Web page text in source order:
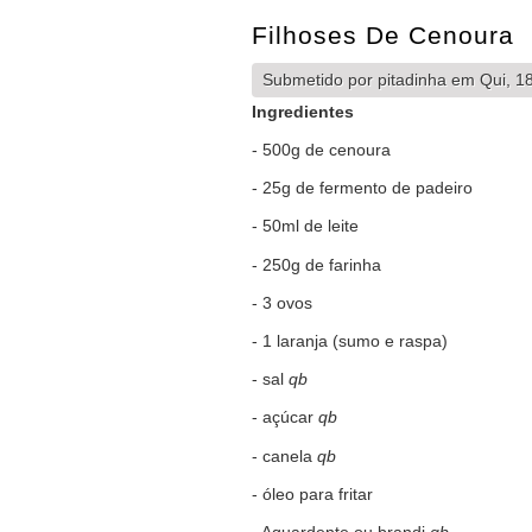
Filhoses De Cenoura
Submetido por pitadinha em Qui,
Ingredientes
- 500g de cenoura
- 25g de fermento de padeiro
- 50ml de leite
- 250g de farinha
- 3 ovos
- 1 laranja (sumo e raspa)
- sal qb
- açúcar qb
- canela qb
- óleo para fritar